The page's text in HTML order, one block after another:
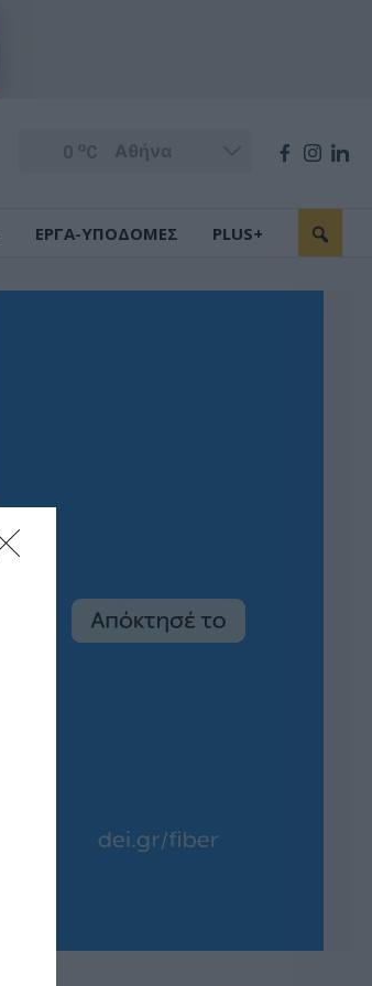
0 oC
ΕΡΓΑ-ΥΠΟΔΟΜΕΣ PLUS+